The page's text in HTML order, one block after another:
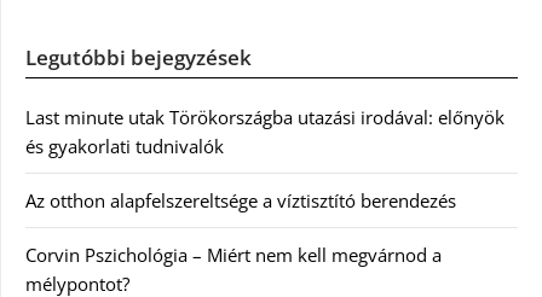
Legutóbbi bejegyzések
Last minute utak Törökországba utazási irodával: előnyök
és gyakorlati tudnivalók
Az otthon alapfelszereltsége a víztisztító berendezés
Corvin Pszichológia – Miért nem kell megvárnod a
mélypontot?